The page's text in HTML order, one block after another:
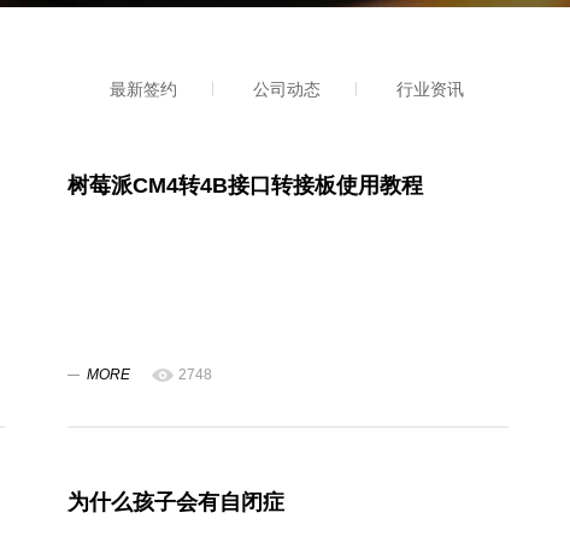
最新签约 公司动态 行业资讯
树莓派CM4转4B接口转接板使用教程
MORE 2748
为什么孩子会有自闭症